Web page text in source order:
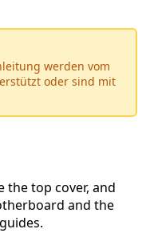
werden vom
oder sind mit
the top cover, and
and the